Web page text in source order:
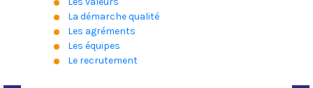
La démarche qualité
Les agréments
Les équipes
Le recrutement